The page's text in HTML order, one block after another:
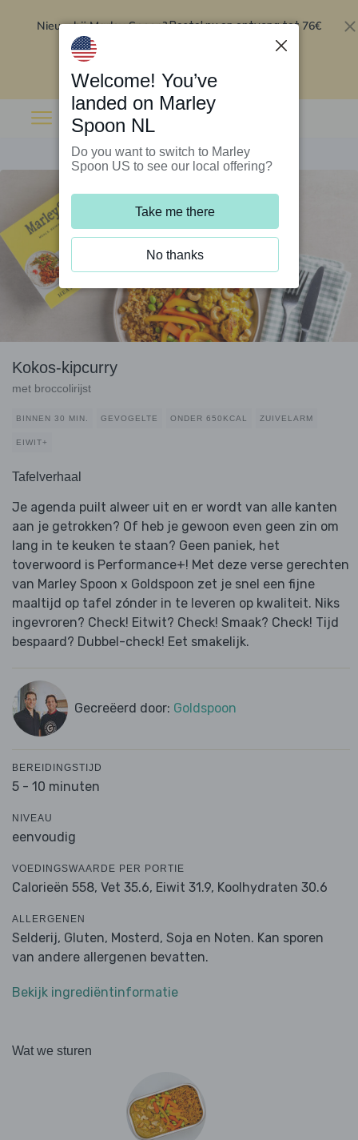
Nieuw bij Marley Spoon?Bestel nu en ontvang tot 76€
Kokos-kipcurry
met broccolirijst
BINNEN 30 MIN. GEVOGELTE ONDER 650KCAL ZUIVELARM
EIWIT+
Tafelverhaal
Je agenda puilt alweer uit en er wordt van alle kanten
aan je getrokken? Of heb je gewoon even geen zin om
lang in te keuken te staan? Geen paniek, het
toverwoord is Performance+! Met deze verse gerechten
van Marley Spoon x Goldspoon zet je snel een fijne
maaltijd op tafel zónder in te leveren op kwaliteit. Niks
ingevroren? Check! Eitwit? Check! Smaak? Check! Tijd
bespaard? Dubbel-check! Eet smakelijk.
Gecreëerd door: Goldspoon
BEREIDINGSTIJD
5 - 10 minuten
NIVEAU
eenvoudig
VOEDINGSWAARDE PER PORTIE
Calorieën 558, Vet 35.6, Eiwit 31.9, Koolhydraten 30.6
ALLERGENEN
Selderij, Gluten, Mosterd, Soja en Noten. Kan sporen
van andere allergenen bevatten.
Bekijk ingrediëntinformatie
Wat we sturen
Welcome! You’ve
landed on Marley
Spoon NL
Do you want to switch to Marley
Spoon US to see our local offering?
Take me there
No thanks